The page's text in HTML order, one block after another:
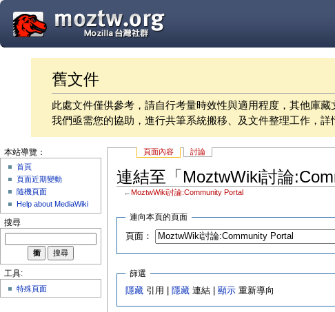
舊文件
此處文件僅供參考，請自行考量時效性與適用程度，其他庫藏
我們亟需您的協助，進行共筆系統搬移、及文件整理工作，詳
頁面內容 討論
連結至「MoztwWiki討論
← MoztwWiki討論:Community Portal
連向本頁的頁面
頁面：
篩選
隱藏 引用 | 隱藏 連結 |顯示 重新導向
本站導覽：
首頁
頁面近期變動
隨機頁面
Help about MediaWiki
搜尋
工具:
特殊頁面